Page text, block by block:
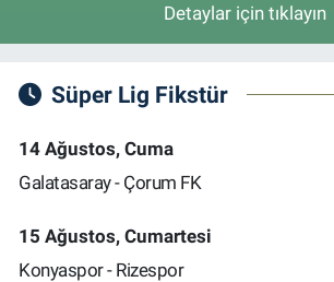
Detaylar için tıklayın
Süper Lig Fikstür
14 Ağustos, Cuma
Galatasaray - Çorum FK
15 Ağustos, Cumartesi
Konyaspor - Rizespor